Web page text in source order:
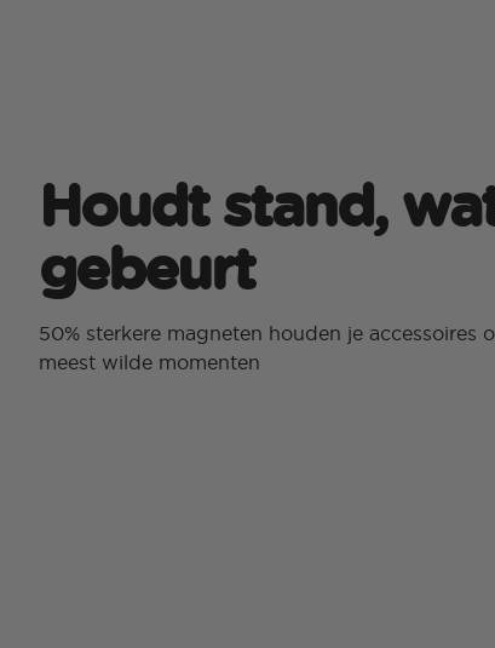
Houdt stand,
gebeurt
50% sterkere magneten houden je accessoires
meest wilde momenten